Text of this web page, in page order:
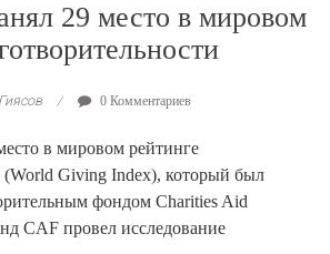
29 место в мировом
0 Комментариев
в мировом рейтинге
(World Giving Index), который был
фондом Charities Aid
CAF провел исследование